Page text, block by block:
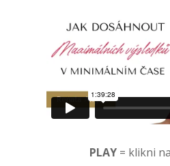
PLAY = klikni